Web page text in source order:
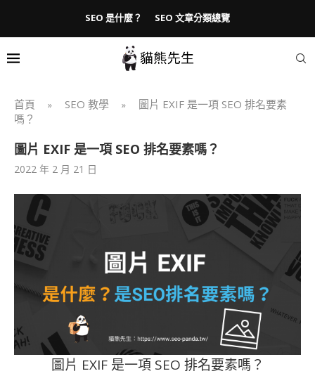
SEO 是什麼？ SEO 文章分類總覽
首頁 » SEO 教學 »
圖片 EXIF 是一項 SEO 排名要素
嗎？
圖片 EXIF 是一項 SEO 排名要素嗎？
2022 年 2 月 21 日
圖片 EXIF 是一項 SEO 排名要素嗎？